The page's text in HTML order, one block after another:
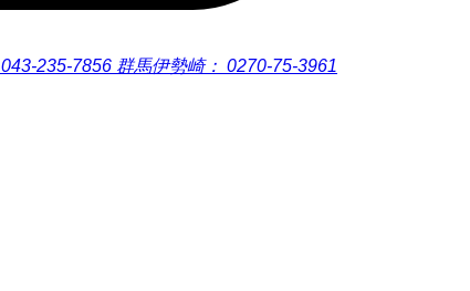
043-235-7856 群馬伊勢崎： 0270-75-3961